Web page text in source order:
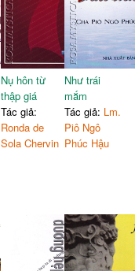
Nụ hôn từ
thập giá
Tác giả:
Ronda de
Sola Chervin
Như trái
mắm
Tác giả: Lm.
Piô Ngô
Phúc Hậu